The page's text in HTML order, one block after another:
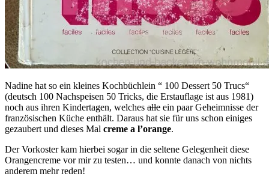
Nadine hat so ein kleines Kochbüchlein “ 100 Dessert 50 Trucs“
(deutsch 100 Nachspeisen 50 Tricks, die Erstauflage ist aus 1981)
noch aus ihren Kindertagen, welches alle ein paar Geheimnisse der
französischen Küche enthält. Daraus hat sie für uns schon einiges
gezaubert und dieses Mal creme a l’orange.
Der Vorkoster kam hierbei sogar in die seltene Gelegenheit diese
Orangencreme vor mir zu testen… und konnte danach von nichts
anderem mehr reden!